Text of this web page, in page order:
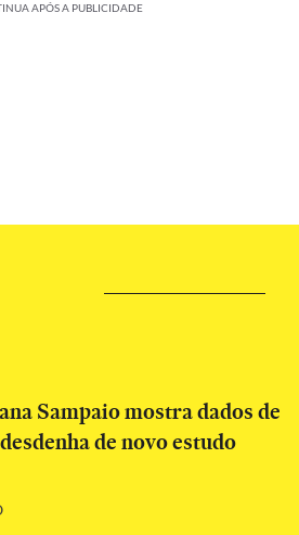
APÓS A PUBLICIDADE
Sampaio mostra dados de
de novo estudo